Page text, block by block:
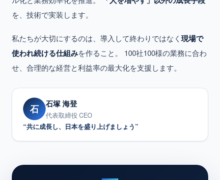
を、技術で実装します。
私たちが大切にするのは、導入して終わりではなく 現場で
使われ続ける仕組みを作ること。 100社100様の業務に合わ
せ、合理的な経営と利益率の最大化を支援します。
石 石塚 海登
代表取締役 CEO
“共に成長し、日本を盛り上げましょう”